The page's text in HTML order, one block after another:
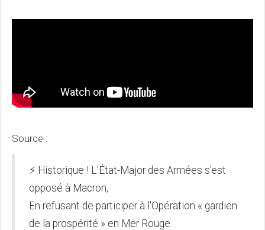
Source :
⚡️ Historique ! L'État-Major des Armées s'est
opposé à Macron,
En refusant de participer à l'Opération « gardien
de la prospérité » en Mer Rouge.